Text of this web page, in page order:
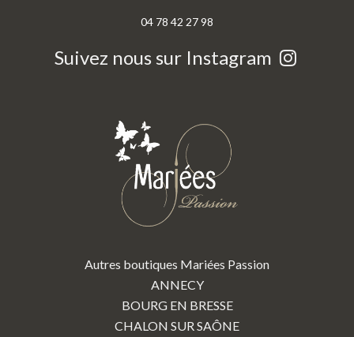
04 78 42 27 98
Suivez nous sur Instagram
Autres boutiques Mariées Passion
ANNECY
BOURG EN BRESSE
CHALON SUR SAÔNE